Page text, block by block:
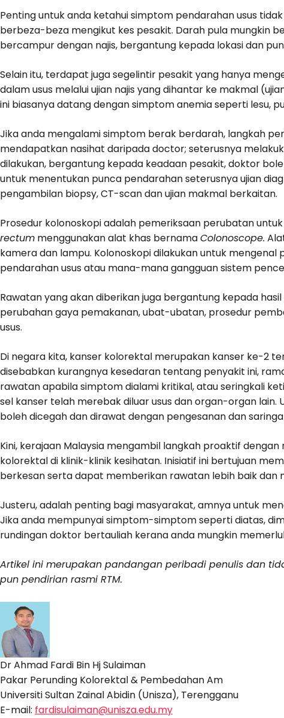
Penting untuk anda ketahui simptom pendarahan usus
berbeza-beza mengikut kes pesakit. Darah pula mungkin
bercampur dengan najis, bergantung kepada lokasi dan
Selain itu, terdapat juga segelintir pesakit yang hanya
dalam usus melalui ujian najis yang dihantar ke makmal
ini biasanya datang dengan simptom anemia seperti lesu,
Jika anda mengalami simptom berak berdarah, langkah
mendapatkan nasihat daripada doctor; seterusnya
dilakukan, bergantung kepada keadaan pesakit, doktor
untuk menentukan punca pendarahan seterusnya ujian
pengambilan biopsy, CT-scan dan ujian makmal berkaitan.
Prosedur kolonoskopi adalah pemeriksaan perubatan
rectum menggunakan alat khas bernamaColonoscope.
kamera dan lampu. Kolonoskopi dilakukan untuk mengenal
pendarahan usus atau mana-mana gangguan sistem
Rawatan yang akan diberikan juga bergantung kepada
perubahan gaya pemakanan, ubat-ubatan, prosedur
usus.
Di negara kita, kanser kolorektal merupakan kanser ke-2
disebabkan kurangnya kesedaran tentang penyakit ini,
rawatan apabila simptom dialami kritikal, atau seringkali
sel kanser telah merebak diluar usus dan organ-organ
boleh dicegah dan dirawat dengan pengesanan dan
Kini, kerajaan Malaysia mengambil langkah proaktif
kolorektal di klinik-klinik kesihatan. Inisiatif ini bertujuan
berkesan serta dapat memberikan rawatan lebih baik dan
Justeru, adalah penting bagi masyarakat, amnya untuk
Jika anda mempunyai simptom-simptom seperti diatas,
rundingan doktor bertauliah kerana anda mungkin
Artikel ini merupakan pandangan peribadi penulis dan
pun pendirian rasmi RTM.
Dr Ahmad Fardi Bin Hj Sulaiman
Pakar Perunding Kolorektal & Pembedahan Am
Universiti Sultan Zainal Abidin (Unisza), Terengganu
E-mail: fardisulaiman@unisza.edu.my